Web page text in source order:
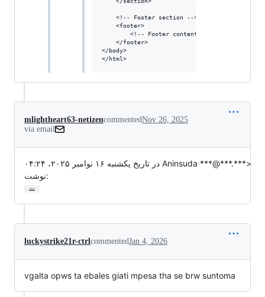
    <!-- Footer section -->
    <footer>
        <!-- Footer content and links -->
    </footer>
</body>
mlightheart63-netizencommentedNov 26, 2025
via email
در تاریخ یکشنبه ۱۶ نوامبر ۲۰۲۵، ۰۴:۲۴ Aninsuda ***@***.***>
نوشت:
…
luckystrike21r-ctrlcommentedJan 4, 2026
vgalta opws ta ebales giati mpesa tha se brw suntoma